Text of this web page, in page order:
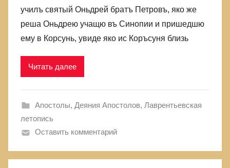
училъ святый Оньдрей братъ Петровъ, яко же
реша Оньдрею учащю въ Синопии и пришедшю
ему в Корсунь, увиде яко ис Коръсуня близь
Читать далее
Апостолы, Деяния Апостолов, Лаврентьевская
летопись
Оставить комментарий